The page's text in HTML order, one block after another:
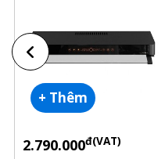
+ Thêm
2.790.000đ(VAT)